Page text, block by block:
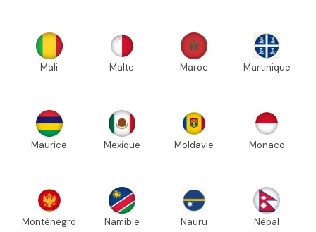
Mali Malte Maroc Martinique
Maurice Mexique Moldavie Monaco
Monténégro Namibie Nauru Népal